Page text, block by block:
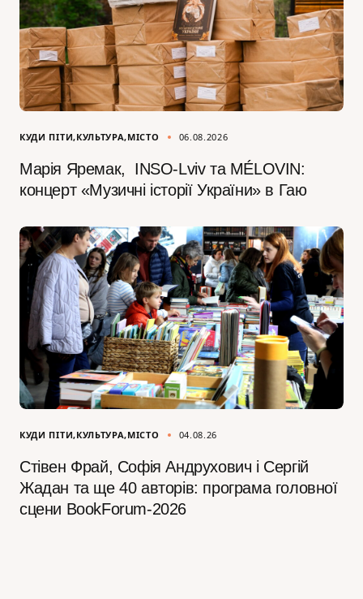
КУДИ ПІТИ КУЛЬТУРА МІСТО 06.08.2026
Марія Яремак, INSO-Lviv та MÉLOVIN:
концерт «Музичні історії України» в Гаю
КУДИ ПІТИ КУЛЬТУРА МІСТО 04.08.26
Стівен Фрай, Софія Андрухович і Сергій
Жадан та ще 40 авторів: програма головної
сцени BookForum-2026